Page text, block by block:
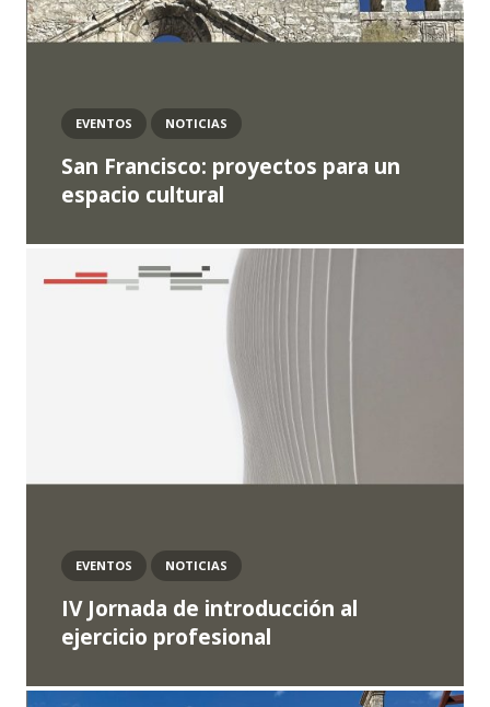
San Francisco: proyectos para un
espacio cultural
EVENTOS NOTICIAS
IV Jornada de introducción al
ejercicio profesional
EVENTOS NOTICIAS